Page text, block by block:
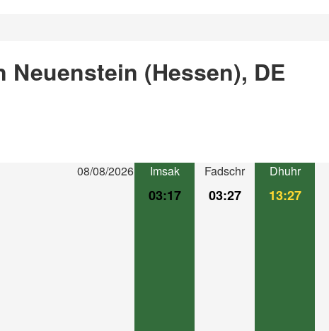
Neuenstein (Hessen), DE
08/08/2026 Imsak
03:17
Fadschr
03:27
Dhuhr
13:27